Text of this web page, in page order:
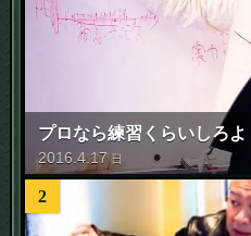
プロなら練習くらいしろよ
2016 .4.17 日
2